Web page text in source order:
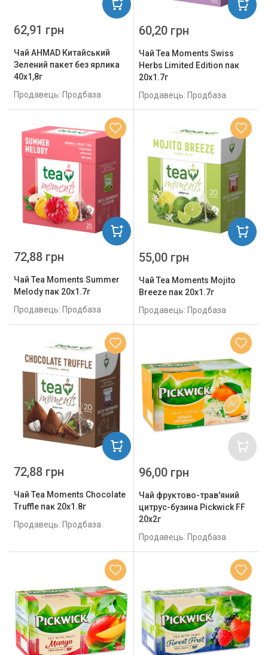
Чай AHMAD Китайський
Зелений пакет без ярлика
40х1,8г
Продавець: Продбаза
62,91 грн
Чай Tea Moments Swiss
Herbs Limited Edition пак
20х1.7г
Продавець: Продбаза
60,20 грн
Чай Tea Moments Summer
Melody пак 20х1.7г
Продавець: Продбаза
72,88 грн
Чай Tea Moments Mojito
Breeze пак 20х1.7г
Продавець: Продбаза
55,00 грн
Чай Tea Moments Chocolate
Truffle пак 20х1.8г
Продавець: Продбаза
72,88 грн
Чай фруктово-трав'яний
цитрус-бузина Pickwick FF
20x2г
Продавець: Продбаза
96,00 грн